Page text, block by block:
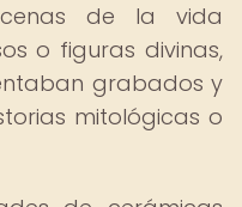
de la vida
o figuras divinas,
grabados y
mitológicas o